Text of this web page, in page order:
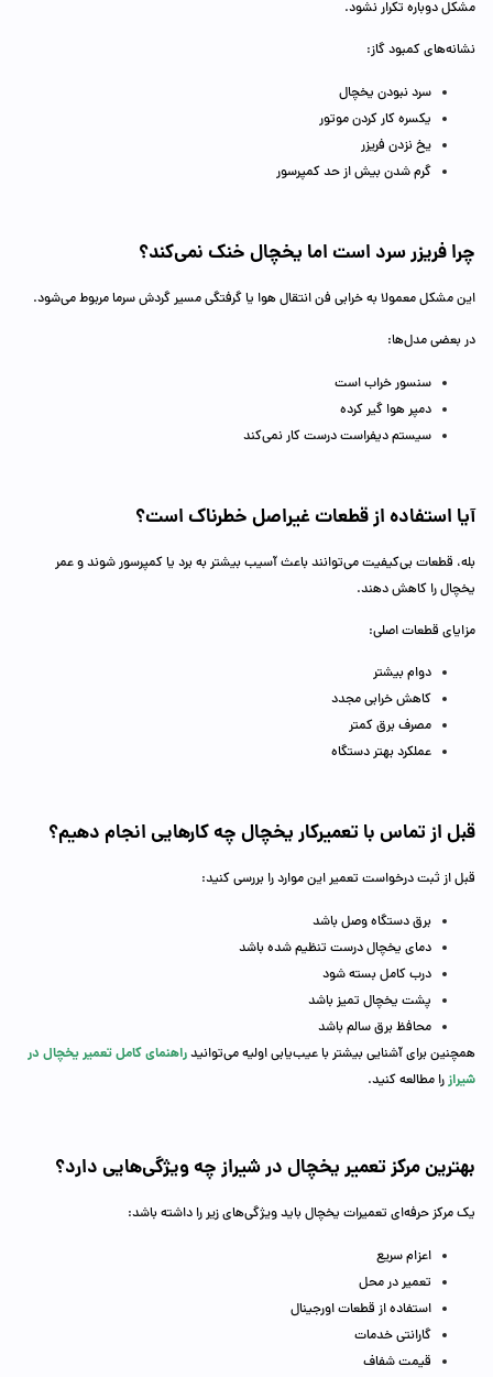
مشکل دوباره تکرار نشود.
نشانه‌های کمبود گاز:
سرد نبودن یخچال
یکسره کار کردن موتور
یخ نزدن فریزر
گرم شدن بیش از حد کمپرسور
چرا فریزر سرد است اما یخچال خنک نمی‌کند؟
این مشکل معمولا به خرابی فن انتقال هوا یا گرفتگی مسیر گردش سرما مربوط می‌شود.
در بعضی مدل‌ها:
سنسور خراب است
دمپر هوا گیر کرده
سیستم دیفراست درست کار نمی‌کند
آیا استفاده از قطعات غیراصل خطرناک است؟
بله، قطعات بی‌کیفیت می‌توانند باعث آسیب بیشتر به برد یا کمپرسور شوند و عمر
یخچال را کاهش دهند.
مزایای قطعات اصلی:
دوام بیشتر
کاهش خرابی مجدد
مصرف برق کمتر
عملکرد بهتر دستگاه
قبل از تماس با تعمیرکار یخچال چه کارهایی انجام دهیم؟
قبل از ثبت درخواست تعمیر این موارد را بررسی کنید:
برق دستگاه وصل باشد
دمای یخچال درست تنظیم شده باشد
درب کامل بسته شود
پشت یخچال تمیز باشد
محافظ برق سالم باشد
همچنین برای آشنایی بیشتر با عیب‌یابی اولیه می‌توانیدراهنمای کامل تعمیر یخچال در
شیرازرا مطالعه کنید.
بهترین مرکز تعمیر یخچال در شیراز چه ویژگی‌هایی دارد؟
یک مرکز حرفه‌ای تعمیرات یخچال باید ویژگی‌های زیر را داشته باشد:
اعزام سریع
تعمیر در محل
استفاده از قطعات اورجینال
گارانتی خدمات
قیمت شفاف